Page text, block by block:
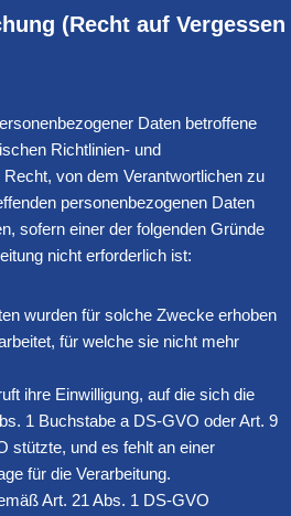
(Recht auf Vergessen
Daten betroffene
Richtlinien- und
von dem Verantwortlichen zu
personenbezogenen Daten
sofern einer der folgenden Gründe
nicht erforderlich ist:
wurden für solche Zwecke erhoben
für welche sie nicht mehr
ihre Einwilligung, auf die sich die
1 Buchstabe a DS-GVO oder Art. 9
stützte, und es fehlt an einer
für die Verarbeitung.
Art. 21 Abs. 1 DS-GVO